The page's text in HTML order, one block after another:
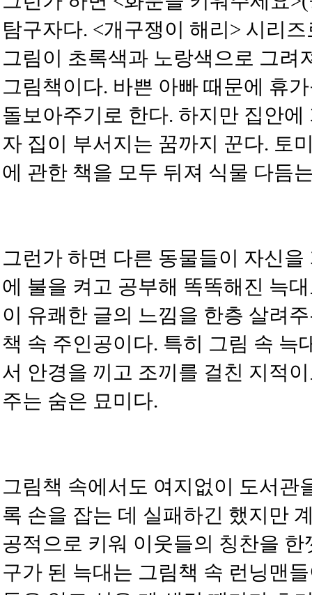
탐구자다. <개구쟁이 해리> 시리
그림이 초록색과 노랑색으로 그려
그림책이다. 바쁜 아빠 때문에 휴
돌보아주기로 한다. 하지만 집안
자 집이 부서지는 꿈까지 꾼다. 토
에 관한 책을 모두 뒤져 식물 다듬
그런가 하면 다른 동물들이 자신
에 불을 켜고 공부해 똑똑해진 늑
이 유쾌한 글의 느낌을 한층 살려
책 속 주인공이다. 특히 그림 속 늑
서 안경을 끼고 조끼를 걸친 지적
주는 숨은 묘미다.
그림책 속에서도 여지없이 도서관
록 손을 잡는 데 실패하긴 했지만
공적으로 키워 이웃들의 칭찬을
구가 된 늑대는 그림책 속 런닝맨